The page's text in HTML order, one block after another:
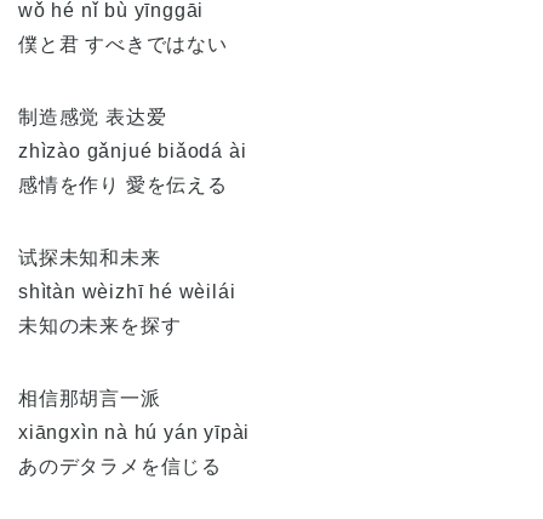
wǒ hé nǐ bù yīnggāi
僕と君 すべきではない
制造感觉 表达爱
zhìzào gǎnjué biǎodá ài
感情を作り 愛を伝える
试探未知和未来
shìtàn wèizhī hé wèilái
未知の未来を探す
相信那胡言一派
xiāngxìn nà hú yán yīpài
あのデタラメを信じる